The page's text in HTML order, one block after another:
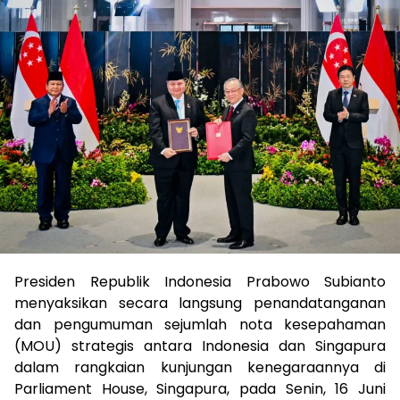
Presiden Republik Indonesia Prabowo Subianto
menyaksikan secara langsung penandatanganan
dan pengumuman sejumlah nota kesepahaman
(MOU) strategis antara Indonesia dan Singapura
dalam rangkaian kunjungan kenegaraannya di
Parliament House, Singapura, pada Senin, 16 Juni